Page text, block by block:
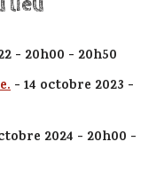
- 20h00 - 20h50
- 14 octobre 2023 -
2024 - 20h00 -